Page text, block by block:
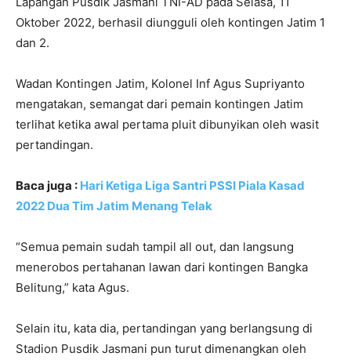
Oktober 2022, berhasil diungguli oleh kontingen Jatim 1
dan 2.
Wadan Kontingen Jatim, Kolonel Inf Agus Supriyanto
mengatakan, semangat dari pemain kontingen Jatim
terlihat ketika awal pertama pluit dibunyikan oleh wasit
pertandingan.
Baca juga : Hari Ketiga Liga Santri PSSI Piala Kasad
2022 Dua Tim Jatim Menang Telak
“Semua pemain sudah tampil all out, dan langsung
menerobos pertahanan lawan dari kontingen Bangka
Belitung,” kata Agus.
Selain itu, kata dia, pertandingan yang berlangsung di
Stadion Pusdik Jasmani pun turut dimenangkan oleh